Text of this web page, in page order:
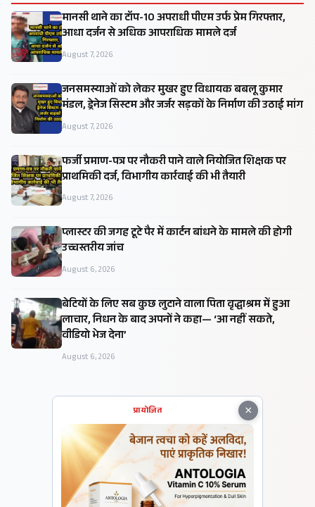
मानसी थाने का टॉप-10 अपराधी पीएम उर्फ प्रेम गिरफ्तार,
आधा दर्जन से अधिक आपराधिक मामले दर्ज
August 7, 2026
जनसमस्याओं को लेकर मुखर हुए विधायक बबलू कुमार
मंडल, ड्रेनेज सिस्टम और जर्जर सड़कों के निर्माण की उठाई मांग
August 7, 2026
फर्जी प्रमाण-पत्र पर नौकरी पाने वाले नियोजित शिक्षक पर
प्राथमिकी दर्ज, विभागीय कार्रवाई की भी तैयारी
August 7, 2026
प्लास्टर की जगह टूटे पैर में कार्टन बांधने के मामले की होगी
उच्चस्तरीय जांच
August 6, 2026
बेटियों के लिए सब कुछ लुटाने वाला पिता वृद्धाश्रम में हुआ
लाचार, निधन के बाद अपनों ने कहा— ‘आ नहीं सकते,
वीडियो भेज देना’
August 6, 2026
×
प्रायोजित